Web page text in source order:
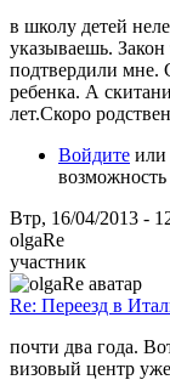
в школу детей
указываешь.
подтвердили мне.
ребенка. А
лет.Скоро
Войдите или
Втр, 16/04/2013 -
olgaRe
участник
Re: Переезд в
почти два года.
визовый центр уже